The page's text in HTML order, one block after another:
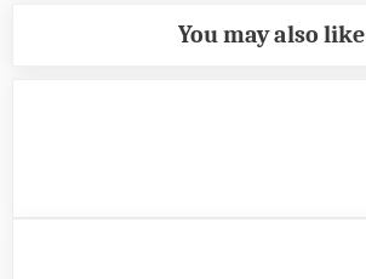
You may also like